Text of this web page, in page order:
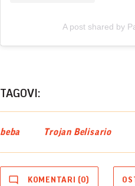
A post shared by
TAGOVI:
beba Trojan Belisario
KOMENTARI (0)